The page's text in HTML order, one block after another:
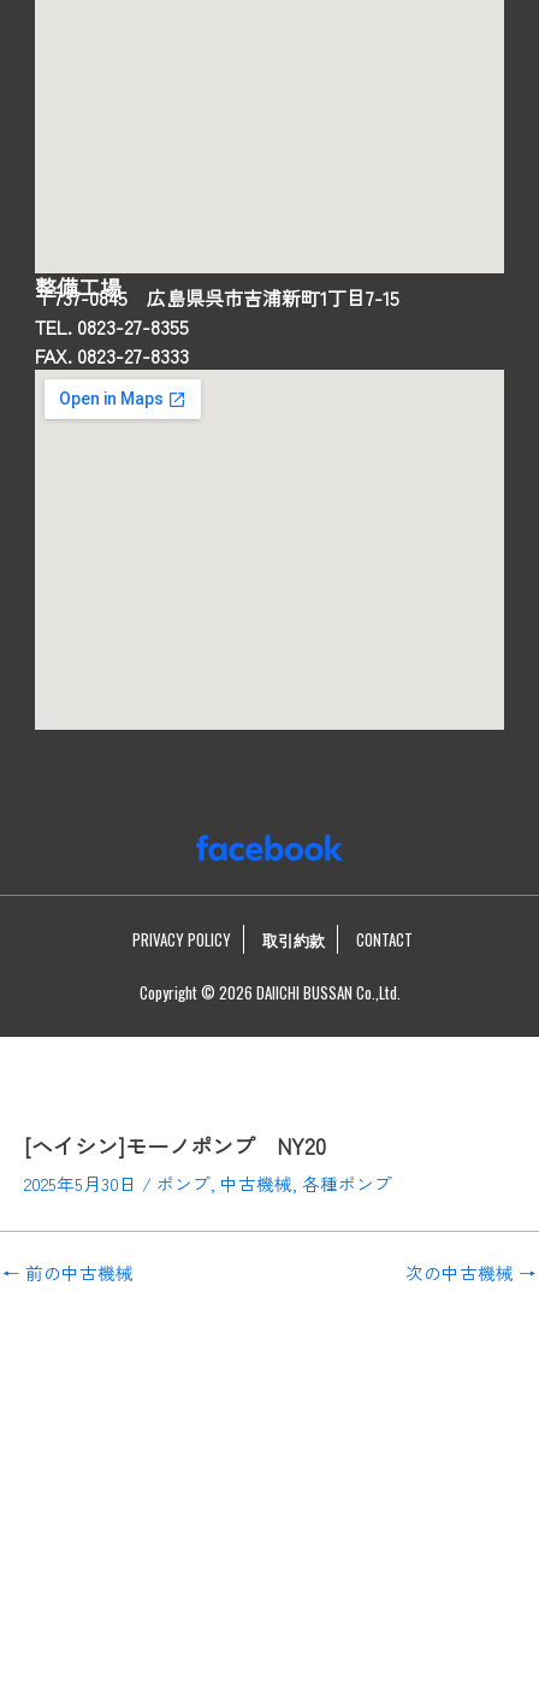
整備工場
〒737-0845 広島県呉市吉浦新町1丁目7-15
TEL. 0823-27-8355
FAX. 0823-27-8333
PRIVACY POLICY 取引約款 CONTACT
Copyright © 2026 DAIICHI BUSSAN Co.,Ltd.
[ヘイシン]モーノポンプ NY20
2025年5月30日 / ポンプ, 中古機械, 各種ポンプ
← 前の中古機械 次の中古機械 →